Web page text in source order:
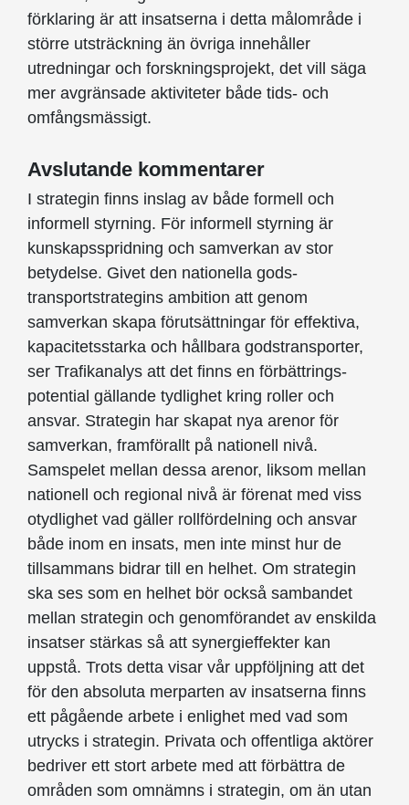
förklaring är att insatserna i detta målområde i
större utsträckning än övriga innehåller
utredningar och forskningsprojekt, det vill säga
mer avgränsade aktiviteter både tids- och
omfångsmässigt.
Avslutande kommentarer
I strategin finns inslag av både formell och
informell styrning. För informell styrning är
kunskapsspridning och samverkan av stor
betydelse. Givet den nationella gods­
transportstrategins ambition att genom
samverkan skapa förutsätt­ningar för effektiva,
kapacitetsstarka och hållbara godstransporter,
ser Trafikanalys att det finns en förbättrings­
potential gällande tydlighet kring roller och
ansvar. Strategin har skapat nya arenor för
samverkan, framförallt på nationell nivå.
Samspelet mellan dessa arenor, liksom mellan
nationell och regional nivå är förenat med viss
otydlighet vad gäller roll­fördelning och ansvar
både inom en insats, men inte minst hur de
tillsammans bidrar till en helhet. Om strategin
ska ses som en helhet bör också sambandet
mellan strategin och genomförandet av enskilda
insatser stärkas så att synergieffekter kan
uppstå. Trots detta visar vår uppföljning att det
för den absoluta merparten av insatserna finns
ett pågående arbete i enlighet med vad som
utrycks i strategin. Privata och offentliga aktörer
bedriver ett stort arbete med att förbättra de
områden som omnämns i strategin, om än utan